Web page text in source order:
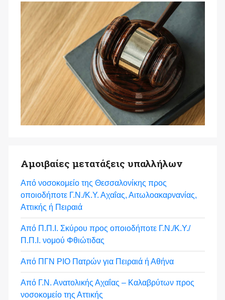
Αμοιβαίες μετατάξεις υπαλλήλων
Από νοσοκομείο της Θεσσαλονίκης προς
οποιοδήποτε Γ.Ν./Κ.Υ. Αχαΐας, Αιτωλοακαρνανίας,
Αττικής ή Πειραιά
Από Π.Π.Ι. Σκύρου προς οποιοδήποτε Γ.Ν./Κ.Υ./
Π.Π.Ι. νομού Φθιώτιδας
Από ΠΓΝ ΡΙΟ Πατρών για Πειραιά ή Αθήνα
Από Γ.Ν. Ανατολικής Αχαΐας – Καλαβρύτων προς
νοσοκομείο της Αττικής